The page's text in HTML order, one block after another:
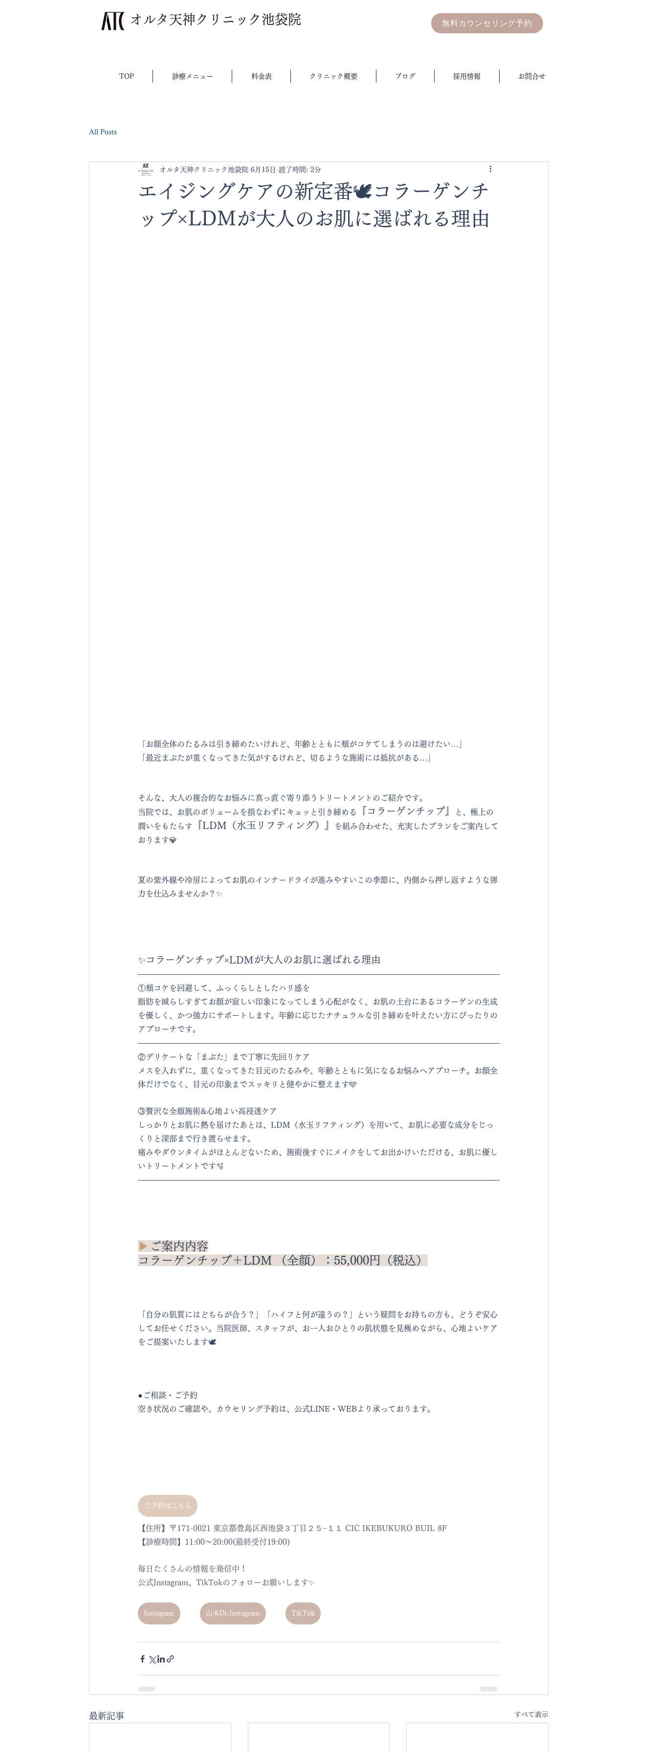
​オルタ天神クリニック池袋院 無料カウンセリング予約
TOP 診療メニュー 料金表 クリニック概要 ブログ 採用情報 お問合せ
All Posts
エイジングケアの新定番🕊️コラーゲンチ
ップ×LDMが大人のお肌に選ばれる理由
オルタ天神クリニック池袋院 6月15日 読了時間: 2分
「お顔全体のたるみは引き締めたいけれど、年齢とともに頬がコケてしまうのは避けたい…」
「最近まぶたが重くなってきた気がするけれど、切るような施術には抵抗がある…」
そんな、大人の複合的なお悩みに真っ直ぐ寄り添うトリートメントのご紹介です。
当院では、お肌のボリュームを損なわずにキュッと引き締める
『コラーゲンチップ』
と、極上の
潤いをもたらす
『LDM（水玉リフティング）』
を組み合わせた、充実したプランをご案内して
おります💎
夏の紫外線や冷房によってお肌のインナードライが進みやすいこの季節に、内側から押し返すような弾
力を仕込みませんか？✨
✨コラーゲンチップ×LDMが大人のお肌に選ばれる理由
①頬コケを回避して、ふっくらしとしたハリ感を
脂肪を減らしすぎてお顔が寂しい印象になってしまう心配がなく、お肌の土台にあるコラーゲンの生成
を優しく、かつ強力にサポートします。年齢に応じたナチュラルな引き締めを叶えたい方にぴったりの
アプローチです。
②デリケートな「まぶた」まで丁寧に先回りケア
メスを入れずに、重くなってきた目元のたるみや、年齢とともに気になるお悩みへアプローチ。お顔全
体だけでなく、目元の印象までスッキリと健やかに整えます🩵
③贅沢な全顔施術&心地よい高浸透ケア
しっかりとお肌に熱を届けたあとは、LDM（水玉リフティング）を用いて、お肌に必要な成分をじっ
くりと深部まで行き渡らせます。
痛みやダウンタイムがほとんどないため、施術後すぐにメイクをしてお出かけいただける、お肌に優し
いトリートメントです🫧
▶︎ ご案内内容
コラーゲンチップ＋LDM （全顔）：55,000円（税込）
「自分の肌質にはどちらが合う？」「ハイフと何が違うの？」という疑問をお持ちの方も、どうぞ安心
してお任せください。当院医師、スタッフが、お一人おひとりの肌状態を見極めながら、心地よいケア
をご提案いたします🕊️
●ご相談・ご予約
空き状況のご確認や、カウセリング予約は、公式LINE・WEBより承っております。
ご予約はこちら
【住所】〒171-0021 東京都豊島区西池袋３丁目２５−１１ CIC IKEBUKURO BUIL 8F
【診療時間】11:00〜20:00(最終受付19:00)
毎日たくさんの情報を発信中！
公式Instagram、TikTokのフォローお願いします✨
Instagram 山本Dr.Instagram TikTok
最新記事 すべて表示